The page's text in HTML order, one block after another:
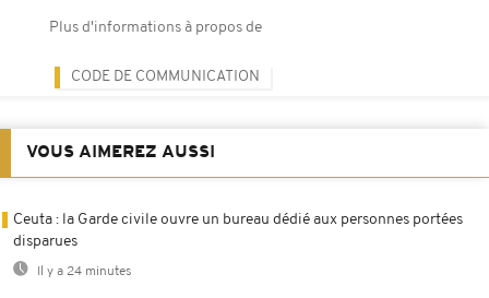
Plus d'informations à propos de
CODE DE COMMUNICATION
VOUS AIMEREZ AUSSI
Ceuta : la Garde civile ouvre un bureau dédié aux personnes portées
disparues
Il y a 24 minutes